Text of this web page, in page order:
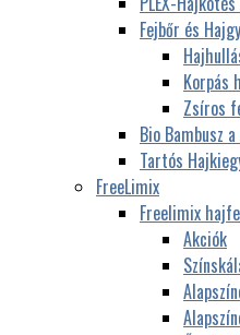
Fejbőr és
Korpás
Zsíros
Bio Bambusz
Tartós
FreeLimix
Freelimix
Akciók